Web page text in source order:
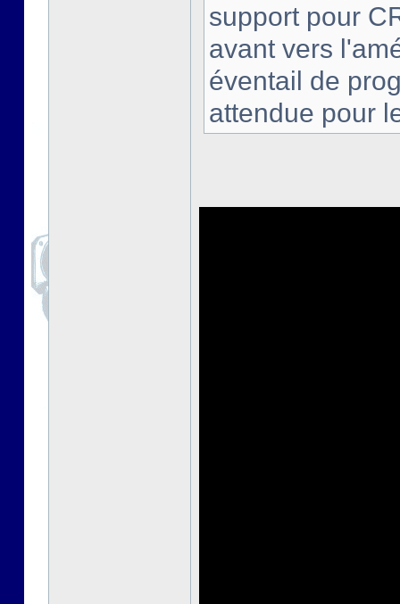
support pour
avant vers
éventail de
attendue pour